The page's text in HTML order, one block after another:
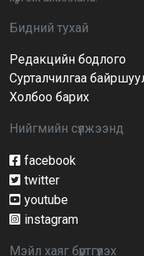
Иргэдийн
нөхөн
Бидний тухай
Редакцийн бодлого
Сурталчилгаа
Холбоо барих
Нийгмийн сүлжээнд
facebook
twitter
youtube
instagram
Мэйл хаяг бүртгүүлэх